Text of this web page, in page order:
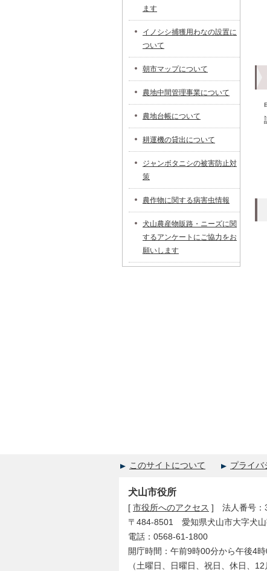
ます
イノシシ捕獲用わなの設置に
ついて
朝市マップについて
農地中間管理事業について
農地台帳について
耕運機の貸出について
ジャンボタニシの被害防止対
策
農作物に関する病害虫情報
犬山農産物販路・ニーズに関
するアンケートにご協力をお
願いします
このサイトについて プライバ
犬山市役所
[ 市役所へのアクセス ] 法人番号：
〒484-8501 愛知県犬山市大字犬山
電話：0568-61-1800
開庁時間：午前9時00分から午後4
（土曜日、日曜日、祝日、休日、